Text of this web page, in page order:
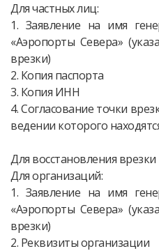
Для частных лиц:
1. Заявление на имя
«Аэропорты Севера»
врезки)
2. Копия паспорта
3. Копия ИНН
4. Согласование точки
ведении которого
Для восстановления врезки
Для организаций:
1. Заявление на имя
«Аэропорты Севера»
врезки)
2. Реквизиты организации